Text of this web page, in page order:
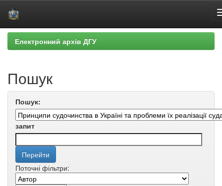
Skip
navigation
Електронний архів ДГУ
Пошук
Пошук:
запит
Поточні фільтри: